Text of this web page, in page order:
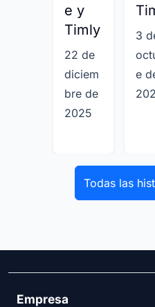
e y
Timly
22 de
diciem
bre de
2025
3
e
Todas las
Empresa